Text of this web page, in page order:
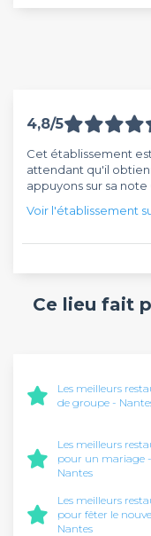
4,8/5
Cet établissement
attendant qu'il
appuyons sur sa note
Voir l'établissement
Ce lieu fait
Les meilleurs
de groupe -
Les meilleurs
pour un mariage -
Nantes
Les meilleurs
pour fêter le
Nantes